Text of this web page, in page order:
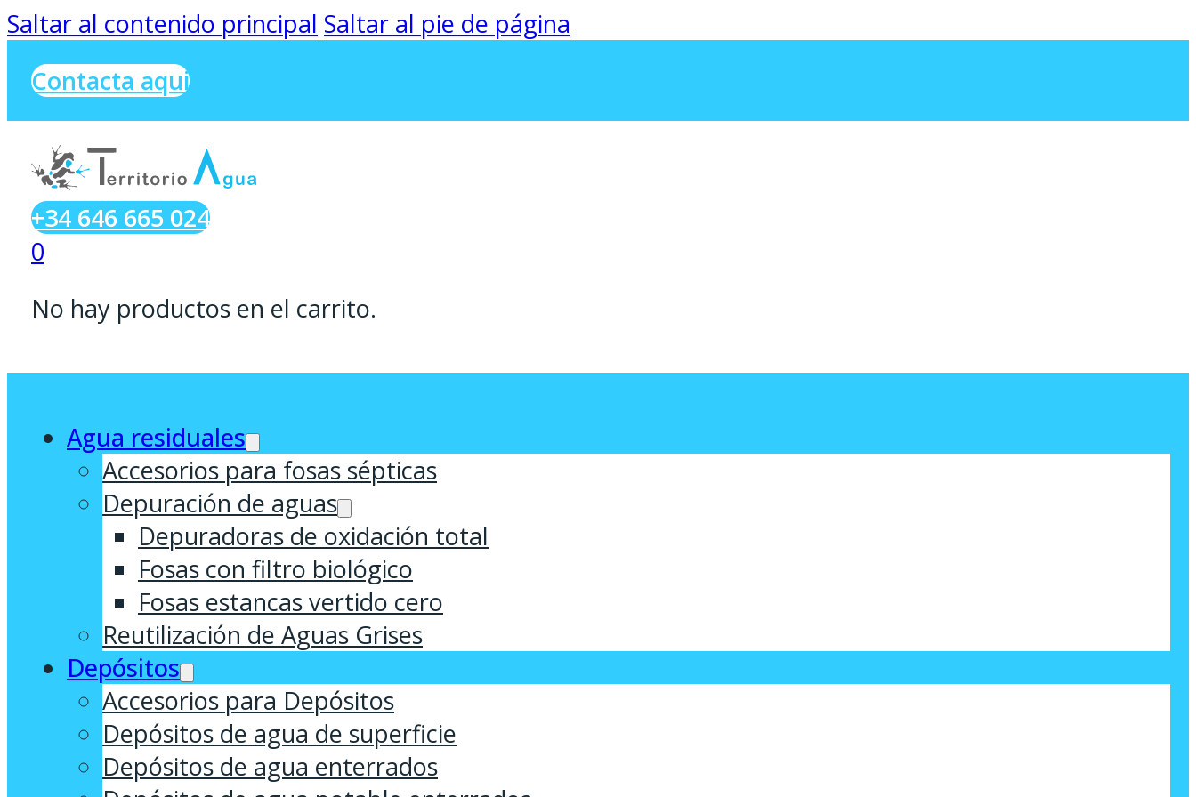
Saltar al contenido principal Saltar al pie de página
Contacta aqui
+34 646 665 024
0
No hay productos en el carrito.
Agua residuales
Accesorios para fosas sépticas
Depuración de aguas
Depuradoras de oxidación total
Fosas con filtro biológico
Fosas estancas vertido cero
Reutilización de Aguas Grises
Depósitos
Accesorios para Depósitos
Depósitos de agua de superficie
Depósitos de agua enterrados